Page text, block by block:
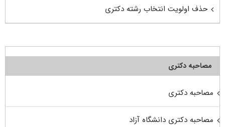
حذف اولویت انتخاب رشته دکتری
مصاحبه دکتری
مصاحبه دکتری
مصاحبه دکتری دانشگاه آزاد